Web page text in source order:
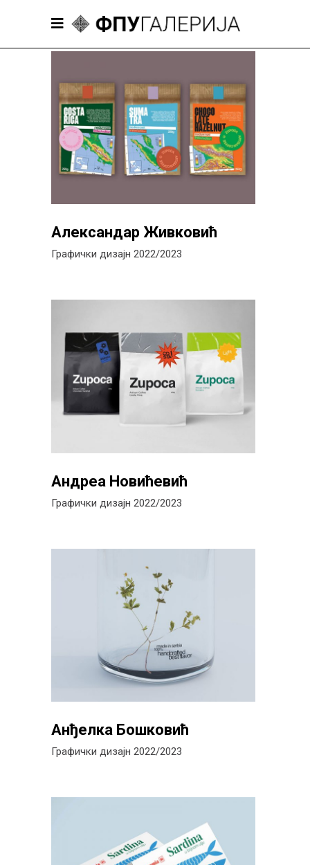
Александар Живковић
Графички дизајн 2022/2023
Андреа Новићевић
Графички дизајн 2022/2023
Анђелка Бошковић
Графички дизајн 2022/2023